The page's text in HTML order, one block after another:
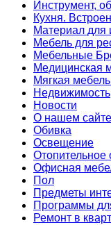
Инструмент,
Кухня.
Материал для
Мебель для
Мебельные
Медицинская
Мягкая
Недвижимость
Новости
О нашем сайте
Обивка
Освещение
Отопительное
Офисная
Пол
Предметы
Программы
Ремонт в